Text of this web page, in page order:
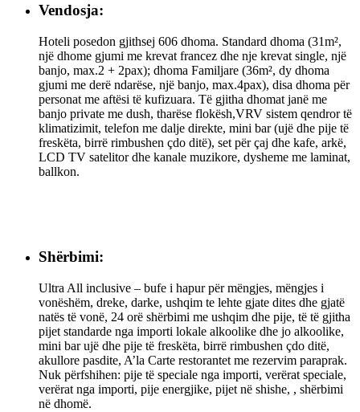
Vendosja:
Hoteli posedon gjithsej 606 dhoma. Standard dhoma (31m²,
një dhome gjumi me krevat francez dhe nje krevat single, një
banjo, max.2 + 2pax); dhoma Familjare (36m², dy dhoma
gjumi me derë ndarëse, një banjo, max.4pax), disa dhoma për
personat me aftësi të kufizuara. Të gjitha dhomat janë me
banjo private me dush, tharëse flokësh,VRV sistem qendror të
klimatizimit, telefon me dalje direkte, mini bar (ujë dhe pije të
freskëta, birrë rimbushen çdo ditë), set për çaj dhe kafe, arkë,
LCD TV satelitor dhe kanale muzikore, dysheme me laminat,
ballkon.
Shërbimi:
Ultra All inclusive – bufe i hapur për mëngjes, mëngjes i
vonëshëm, dreke, darke, ushqim te lehte gjate dites dhe gjatë
natës të vonë, 24 orë shërbimi me ushqim dhe pije, të të gjitha
pijet standarde nga importi lokale alkoolike dhe jo alkoolike,
mini bar ujë dhe pije të freskëta, birrë rimbushen çdo ditë,
akullore pasdite, A’la Carte restorantet me rezervim paraprak.
Nuk përfshihen: pije të speciale nga importi, verërat speciale,
verërat nga importi, pije energjike, pijet në shishe, , shërbimi
në dhomë.